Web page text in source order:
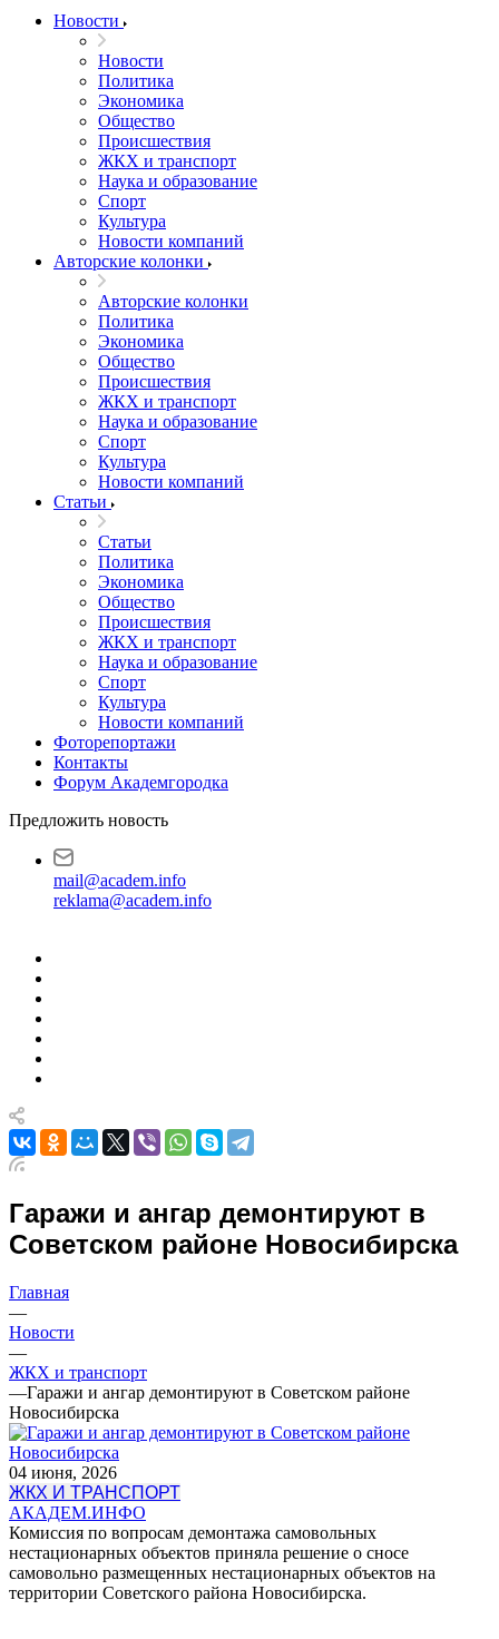
Новости
Новости
Политика
Экономика
Общество
Происшествия
ЖКХ и транспорт
Наука и образование
Спорт
Культура
Новости компаний
Авторские колонки
Авторские колонки
Политика
Экономика
Общество
Происшествия
ЖКХ и транспорт
Наука и образование
Спорт
Культура
Новости компаний
Статьи
Статьи
Политика
Экономика
Общество
Происшествия
ЖКХ и транспорт
Наука и образование
Спорт
Культура
Новости компаний
Фоторепортажи
Контакты
Форум Академгородка
Предложить новость
mail@academ.info
reklama@academ.info
Гаражи и ангар демонтируют в
Советском районе Новосибирска
Главная
—
Новости
—
ЖКХ и транспорт
—Гаражи и ангар демонтируют в Советском районе
Новосибирска
04 июня, 2026
ЖКХ И ТРАНСПОРТ
АКАДЕМ.ИНФО
Комиссия по вопросам демонтажа самовольных
нестационарных объектов приняла решение о сносе
самовольно размещенных нестационарных объектов на
территории Советского района Новосибирска.